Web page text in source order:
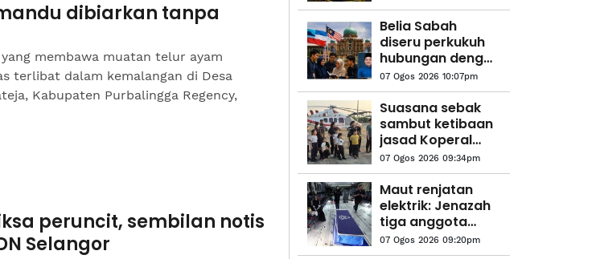
dibiarkan tanpa
membawa muatan telur ayam
terlibat dalam kemalangan di Desa
Kabupaten Purbalingga Regency,
peruncit, sembilan notis
Selangor
Belia Sabah
diseru perkukuh
hubungan dengan
Putrajaya
07 Ogos 2026 10:07pm
Suasana sebak
sambut ketibaan
jasad Koperal
Teck Siong
07 Ogos 2026 09:34pm
Maut renjatan
elektrik: Jenazah
tiga anggota
polis
diterbangkan
07 Ogos 2026 09:20pm